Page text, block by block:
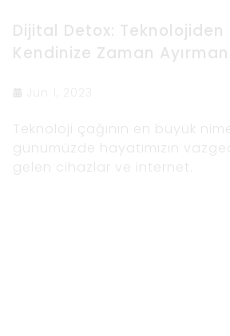
Dijital Detox:
Kendinize Zaman
Teknoloji çağının en büyük
günümüzde hayatımızın
gelen cihazlar ve internet.